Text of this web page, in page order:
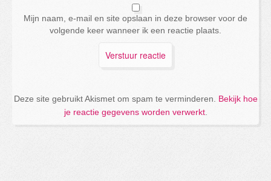
Mijn naam, e-mail en site opslaan in deze browser voor de
volgende keer wanneer ik een reactie plaats.
Deze site gebruikt Akismet om spam te verminderen. Bekijk hoe
je reactie gegevens worden verwerkt.